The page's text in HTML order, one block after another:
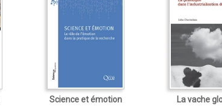
Science et émotion La vache